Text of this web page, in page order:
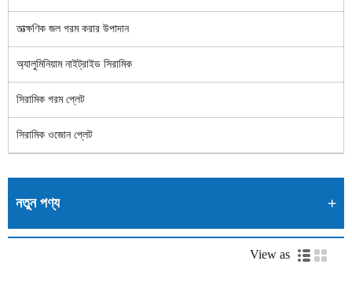
তাত্ক্ষণিক জল গরম করার উপাদান
অ্যালুমিনিয়াম নাইট্রাইড সিরামিক
সিরামিক গরম প্লেট
সিরামিক ওজোন প্লেট
নতুন পণ্য
View as